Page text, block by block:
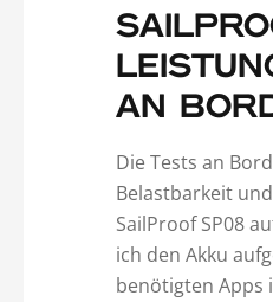
AN
Die Tests an
Belastbarkeit
SailProof SP08
ich den Akku
benötigten Apps